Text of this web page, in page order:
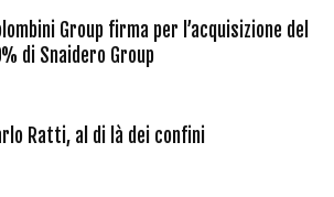
Group firma per l’acquisizione del
di Snaidero Group
Ratti, al di là dei confini